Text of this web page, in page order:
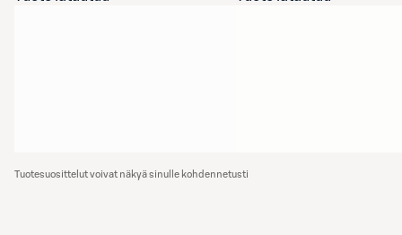
Tuotesuosittelut voivat näkyä sinulle kohdennetusti